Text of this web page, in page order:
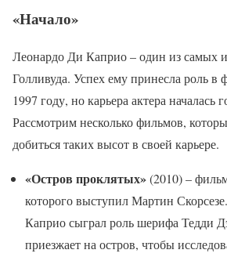
«Начало»
Леонардо Ди Каприо – один из самых
Голливуда. Успех ему принесла роль в
1997 году, но карьера актера началась
Рассмотрим несколько фильмов,
добиться таких высот в своей карьере.
«Остров проклятых»(2010) –
которого выступил Мартин
Каприо сыграл роль шерифа Тедди
приезжает на остров, чтобы